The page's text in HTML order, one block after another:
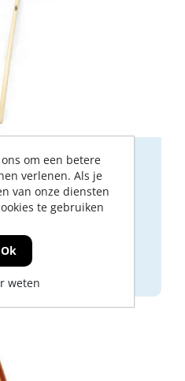
110cm
log in
om een betere
verlenen. Als je
van onze diensten
te gebruiken
Ok
weten